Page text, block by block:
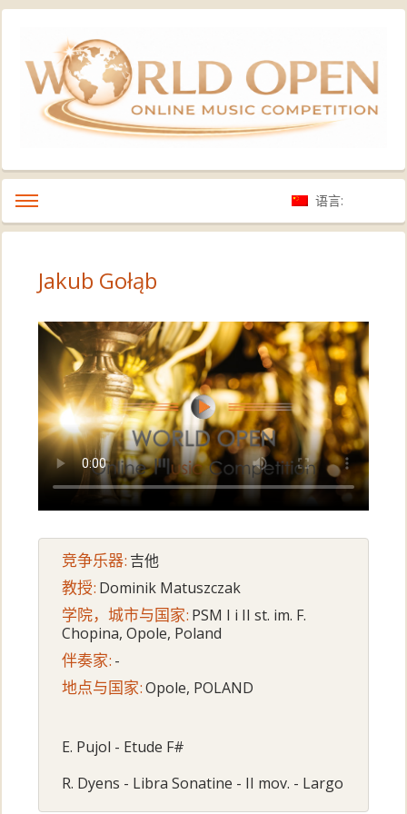
语言:
Jakub Gołąb
竞争乐器: 吉他
教授: Dominik Matuszczak
学院，城市与国家: PSM I i II st. im. F.
Chopina, Opole, Poland
伴奏家: -
地点与国家:Opole, POLAND
E. Pujol - Etude F#
R. Dyens - Libra Sonatine - II mov. - Largo